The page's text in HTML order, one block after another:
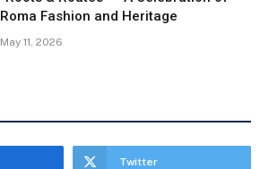
Roma Fashion and Heritage
May 11, 2026
Twitter